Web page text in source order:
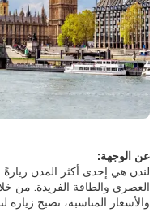
عن الوجهة:
لندن هي إحدى أكثر المدن زيارةً
العصري والطاقة الفريدة. من